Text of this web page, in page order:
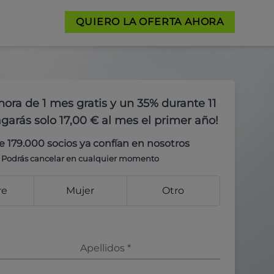
QUIERO LA OFERTA AHORA
de 1 mes gratis y un 35% durante 11
solo 17,00 € al mes el primer año!
179.000 socios ya confían en nosotros
Podrás cancelar en cualquier momento
Mujer Otro
Apellidos *